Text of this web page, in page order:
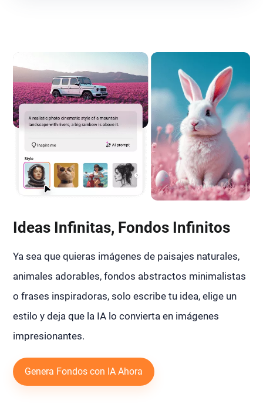
Ideas Infinitas, Fondos Infinitos
Ya sea que quieras imágenes de paisajes naturales,
animales adorables, fondos abstractos minimalistas
o frases inspiradoras, solo escribe tu idea, elige un
estilo y deja que la IA lo convierta en imágenes
impresionantes.
Genera Fondos con IA Ahora